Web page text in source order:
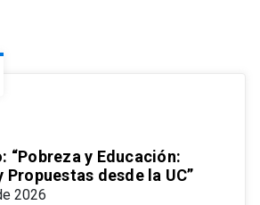
“Pobreza y Educación:
Propuestas desde la UC”
2026